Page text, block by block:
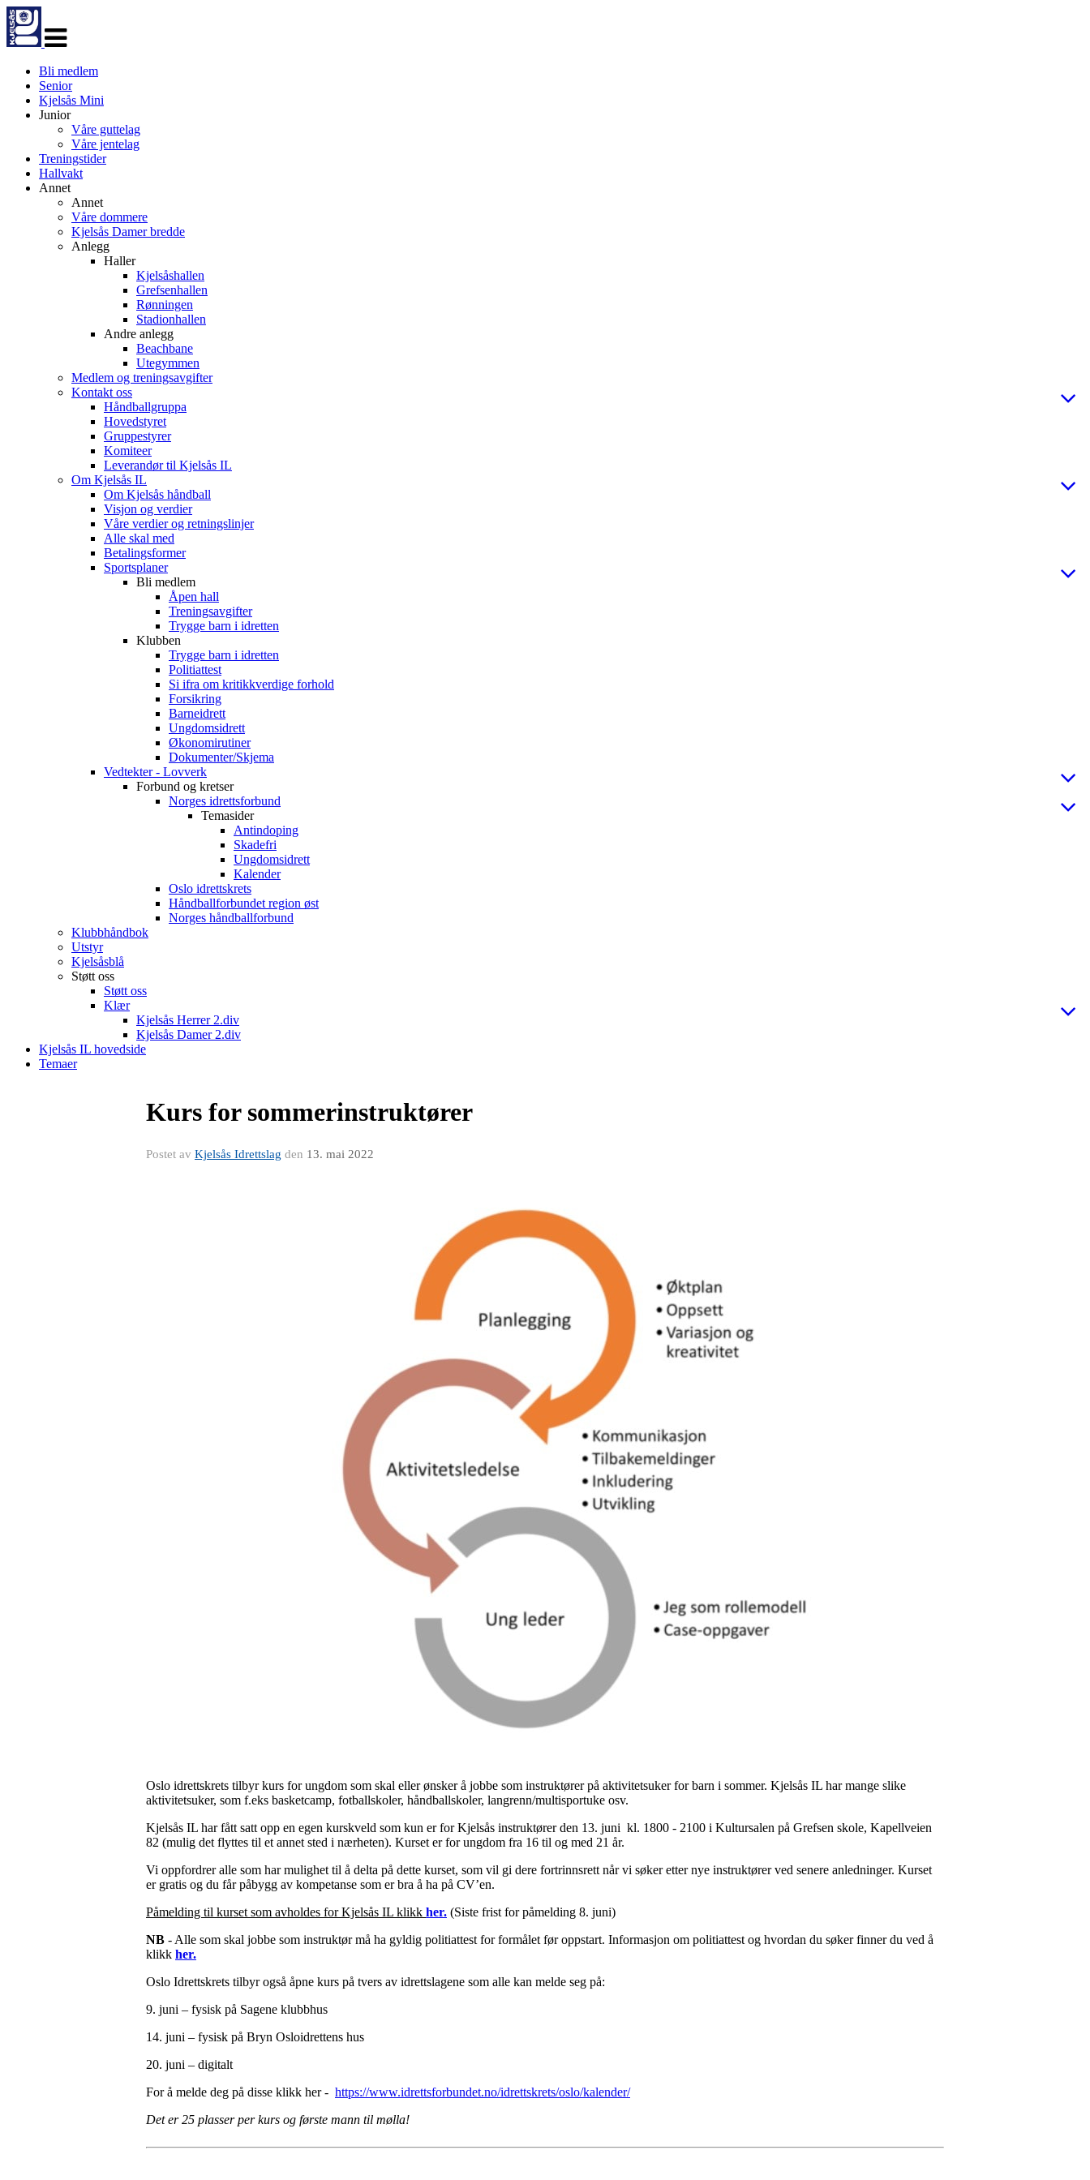
navigasjon
Bli medlem
Senior
Kjelsås Mini
Junior
Våre guttelag
Våre jentelag
Treningstider
Hallvakt
Annet
Annet
Våre dommere
Kjelsås Damer bredde
Anlegg
Haller
Kjelsåshallen
Grefsenhallen
Rønningen
Stadionhallen
Andre anlegg
Beachbane
Utegymmen
Medlem og treningsavgifter
Kontakt oss
Håndballgruppa
Hovedstyret
Gruppestyrer
Komiteer
Leverandør til Kjelsås IL
Om Kjelsås IL
Om Kjelsås håndball
Visjon og verdier
Våre verdier og retningslinjer
Alle skal med
Betalingsformer
Sportsplaner
Bli medlem
Åpen hall
Treningsavgifter
Trygge barn i idretten
Klubben
Trygge barn i idretten
Politiattest
Si ifra om kritikkverdige forhold
Forsikring
Barneidrett
Ungdomsidrett
Økonomirutiner
Dokumenter/Skjema
Vedtekter - Lovverk
Forbund og kretser
Norges idrettsforbund
Temasider
Antindoping
Skadefri
Ungdomsidrett
Kalender
Oslo idrettskrets
Håndballforbundet region øst
Norges håndballforbund
Klubbhåndbok
Utstyr
Kjelsåsblå
Støtt oss
Støtt oss
Klær
Kjelsås Herrer 2.div
Kjelsås Damer 2.div
Kjelsås IL hovedside
Temaer
Kurs for sommerinstruktører
Postet av Kjelsås Idrettslag den 13. mai 2022
Oslo idrettskrets tilbyr kurs for ungdom som skal eller ønsker å jobbe som instruktører på aktivitetsuker for barn i sommer. Kjelsås IL har mange slike
aktivitetsuker, som f.eks basketcamp, fotballskoler, håndballskoler, langrenn/multisportuke osv.
Kjelsås IL har fått satt opp en egen kurskveld som kun er for Kjelsås instruktører den 13. juni kl. 1800 - 2100 i Kultursalen på Grefsen skole, Kapellveien
82 (mulig det flyttes til et annet sted i nærheten). Kurset er for ungdom fra 16 til og med 21 år.
Vi oppfordrer alle som har mulighet til å delta på dette kurset, som vil gi dere fortrinnsrett når vi søker etter nye instruktører ved senere anledninger. Kurset
er gratis og du får påbygg av kompetanse som er bra å ha på CV’en.
Påmelding til kurset som avholdes for Kjelsås IL klikk her. (Siste frist for påmelding 8. juni)
NB - Alle som skal jobbe som instruktør må ha gyldig politiattest for formålet før oppstart. Informasjon om politiattest og hvordan du søker finner du ved å
klikk her.
Oslo Idrettskrets tilbyr også åpne kurs på tvers av idrettslagene som alle kan melde seg på:
9. juni – fysisk på Sagene klubbhus
14. juni – fysisk på Bryn Osloidrettens hus
20. juni – digitalt
For å melde deg på disse klikk her - https://www.idrettsforbundet.no/idrettskrets/oslo/kalender/
Det er 25 plasser per kurs og første mann til mølla!